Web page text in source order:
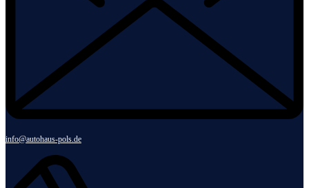
info@autohaus-pols.de